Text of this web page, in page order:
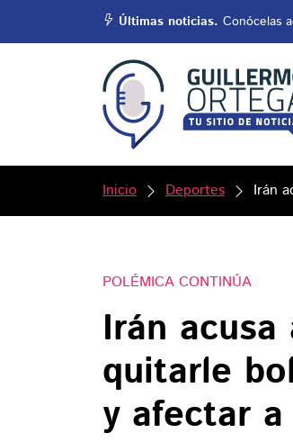
Últimas noticias. Conócelas
Inicio Deportes Irán
POLÉMICA CONTINÚA
Irán
quitarle
y afectar